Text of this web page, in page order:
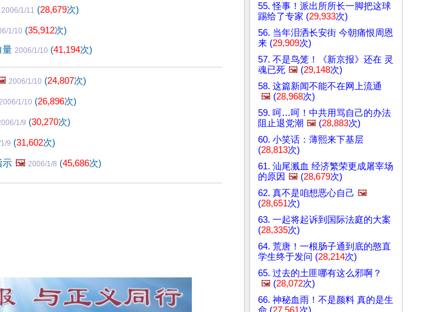
2006/1/11 (28,679次)
1/10 (35,912次)
量 2006/1/10 (41,194次)
2006/1/10 (24,807次)
1/10 (26,896次)
1/9 (30,270次)
9 (31,602次)
示 🖼️ 2006/1/8 (45,686次)
55. 怪事！派出所所长一脚把这球
踢给了专家 (29,933次)
56. 当年泪洒长安街 今朝痛恨周恩
来 (29,909次)
57. 不是鸟笼！《新京报》还在 灵
魂已死 🖼️ (29,148次)
58. 这篇新闻不能不在网上流通
🖼️ (28,968次)
59. 呵…呵！中共用骂自己的办法
阻止退党潮 🖼️ (28,883次)
60. 小笑话：薄熙来下基层
(28,813次)
61. 汕尾溅血 经济繁荣更成屠宰场
的原因 🖼️ (28,679次)
62. 真不是咱想恶心自己 🖼️
(28,651次)
63. 一起将起诉到国际法庭的大案
(28,335次)
64. 荒唐！一根肠子通到底的憨直
学生终于发问 (28,214次)
65. 过去的土匪哪有这么邪啊？
🖼️ (28,072次)
66. 神秘血雨！不是颜料 真的是生
命 (27,561次)